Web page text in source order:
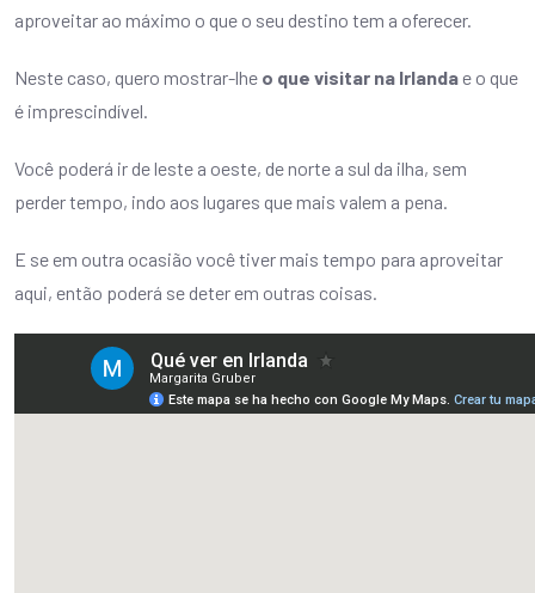
aproveitar ao máximo o que o seu destino tem a oferecer.
Neste caso, quero mostrar-lhe o que visitar na Irlandae o que
é imprescindível.
Você poderá ir de leste a oeste, de norte a sul da ilha, sem
perder tempo, indo aos lugares que mais valem a pena.
E se em outra ocasião você tiver mais tempo para aproveitar
aqui, então poderá se deter em outras coisas.